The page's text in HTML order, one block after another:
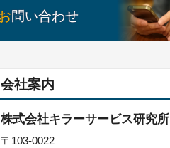
お問い合わせ
会社案内
株式会社キラーサービス研究所
〒103-0022